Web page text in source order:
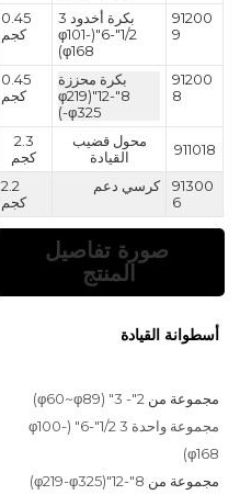
91200
9
بكرة أخدود 3
1/2"-6"(φ101-
φ168)
0.45
كجم
91200
8
بكرة محززة
8"-12"(φ219
-φ325)
0.45
كجم
911018
محول قضيب
القيادة
2.3
كجم
91300
6
كرسي دعم
2.2
كجم
صورة تفاصيل
المنتج
أسطوانة القيادة
مجموعة من2"- 3" (φ60~φ89)
مجموعة واحدة 3 1/2"-6" (φ100-
φ168)
مجموعة من 8"-12"(φ219-φ325)